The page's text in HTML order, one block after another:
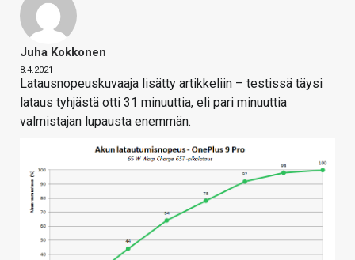
Juha Kokkonen
8.4.2021
Latausnopeuskuvaaja lisätty artikkeliin – testissä täysi
lataus tyhjästä otti 31 minuuttia, eli pari minuuttia
valmistajan lupausta enemmän.